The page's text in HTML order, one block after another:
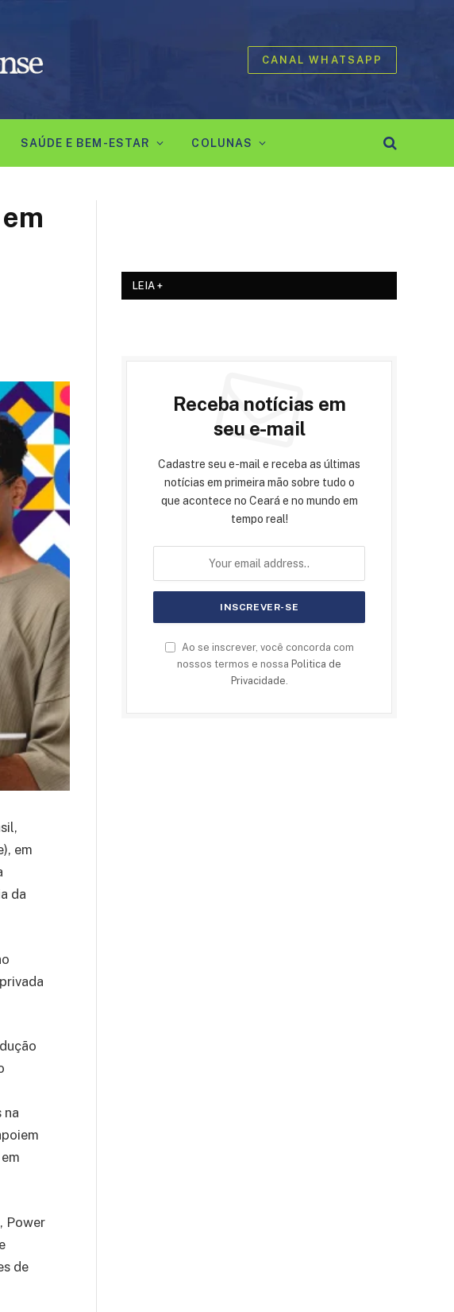
CANAL WHATSAPP
SAÚDE E BEM-ESTAR COLUNAS
em
da
na
Power
de
LEIA +
Receba notícias em
seu e-mail
Cadastre seu e-mail e receba as últimas
notícias em primeira mão sobre tudo o
que acontece no Ceará e no mundo em
tempo real!
Ao se inscrever, você concorda com
nossos termos e nossa Politica de
Privacidade.